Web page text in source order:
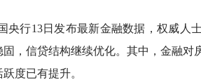
央行13日发布最新金融数据，权威人
，信贷结构继续优化。其中，金融对
度已有提升。